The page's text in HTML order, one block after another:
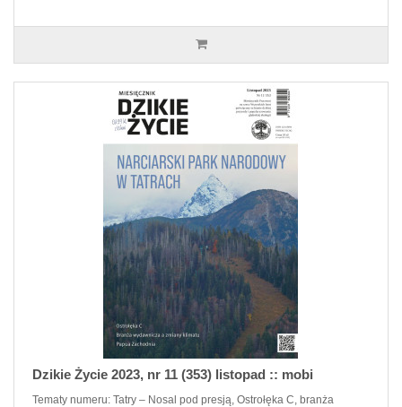
Dzikie Życie 2023, nr 11 (353) listopad :: mobi
Tematy numeru: Tatry – Nosal pod presją, Ostrołęka C, branża